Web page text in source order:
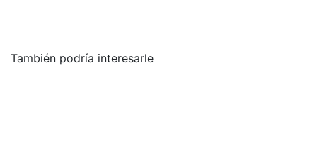
También podría interesarle